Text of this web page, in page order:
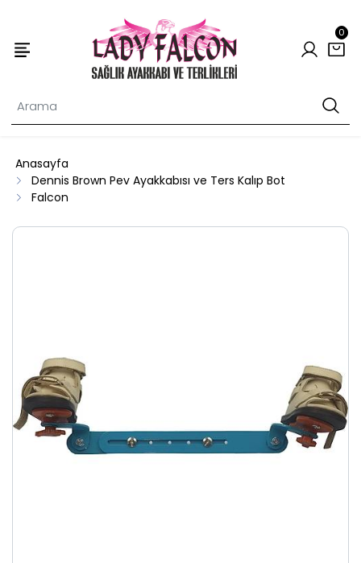
0
Anasayfa
Dennis Brown Pev Ayakkabısı ve Ters Kalıp Bot
Falcon